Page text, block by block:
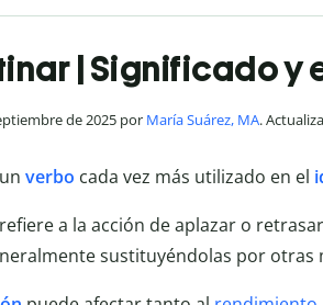
| Significado y
de 2025 por María Suárez, MA.
verbo cada vez más utilizado en el
a la acción de aplazar o
sustituyéndolas por otras